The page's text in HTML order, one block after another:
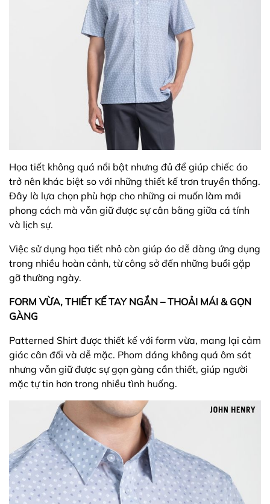
Họa tiết không quá nổi bật nhưng đủ để giúp chiếc áo
trở nên khác biệt so với những thiết kế trơn truyền thống.
Đây là lựa chọn phù hợp cho những ai muốn làm mới
phong cách mà vẫn giữ được sự cân bằng giữa cá tính
và lịch sự.
Việc sử dụng họa tiết nhỏ còn giúp áo dễ dàng ứng dụng
trong nhiều hoàn cảnh, từ công sở đến những buổi gặp
gỡ thường ngày.
FORM VỪA, THIẾT KẾ TAY NGẮN – THOẢI MÁI & GỌN
GÀNG
Patterned Shirt được thiết kế với form vừa, mang lại cảm
giác cân đối và dễ mặc. Phom dáng không quá ôm sát
nhưng vẫn giữ được sự gọn gàng cần thiết, giúp người
mặc tự tin hơn trong nhiều tình huống.